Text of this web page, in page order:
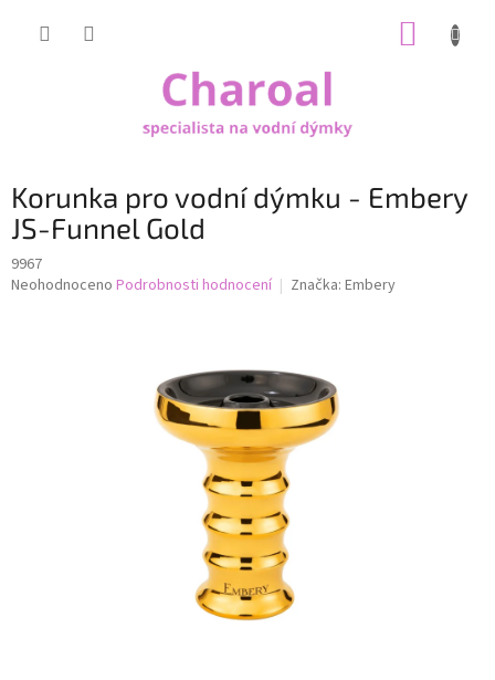
Korunka pro vodní dýmku - Embery
JS-Funnel Gold
9967
Průměrné
Neohodnoceno Podrobnosti hodnocení Značka: Embery